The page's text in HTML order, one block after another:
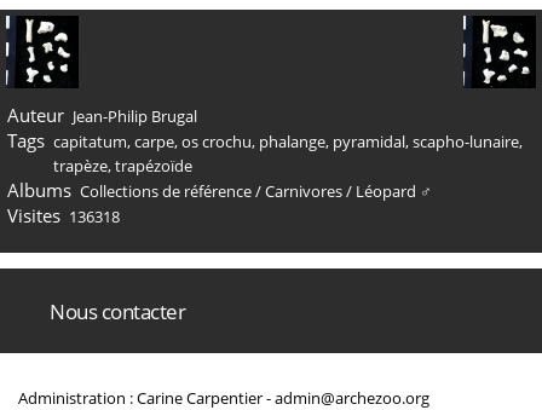
Auteur Jean-Philip Brugal
Tags capitatum,carpe,os crochu, phalange, pyramidal,scapho-lunaire,
trapèze,trapézoïde
Albums Collections de référence/Carnivores/ Léopard ♂
Visites 136318
Nous contacter
Administration : Carine Carpentier -admin@archezoo.org